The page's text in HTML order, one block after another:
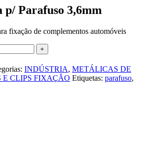
p/ Parafuso 3,6mm
fixação de complementos automóveis
+
INDÚSTRIA, METÁLICAS DE
E CLIPS FIXAÇÃO Etiquetas: parafuso,